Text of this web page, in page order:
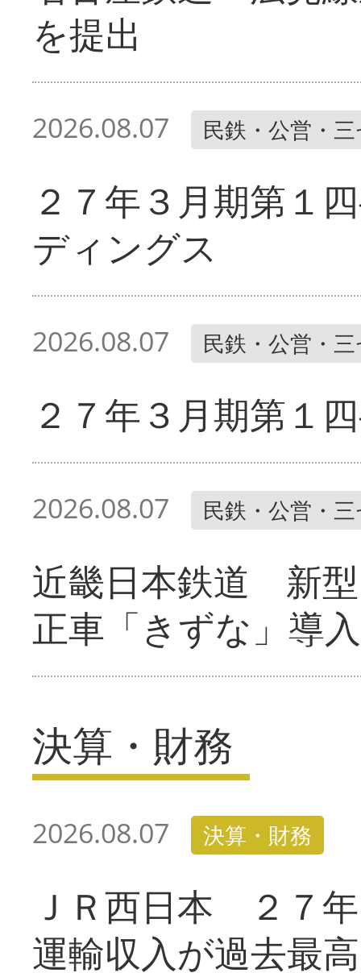
を提出
2026.08.07 民鉄・公営・
２７年３月期第１
ディングス
2026.08.07 民鉄・公営・
２７年３月期第１
2026.08.07 民鉄・公営・
近畿日本鉄道 新
正車「きずな」導入
決算・財務
2026.08.07 決算・財務
ＪＲ西日本 ２７
運輸収入が過去最高